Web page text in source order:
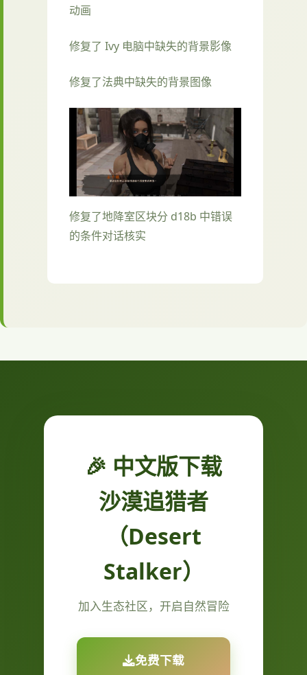
动画
修复了 Ivy 电脑中缺失的背景影像
修复了法典中缺失的背景图像
修复了地降室区块分 d18b 中错误
的条件对话核实
🎉 中文版下载
沙漠追猎者
（Desert
Stalker）
加入生态社区，开启自然冒险
免费下载